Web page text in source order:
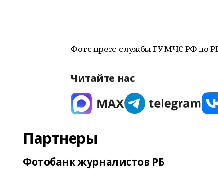
Фото пресс-службы ГУ МЧС РФ по
Читайте нас
Партнеры
Фотобанк журналистов РБ